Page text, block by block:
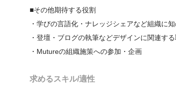
■その他期待する役割
・学びの言語化・ナレッジシェアなど組織に
・登壇・ブログの執筆などデザインに関連す
求めるスキル/適性